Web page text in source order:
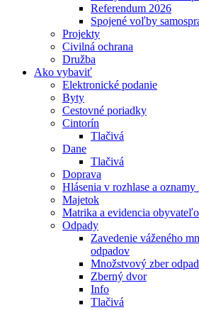
Referendum 2026
Spojené voľby
Projekty
Civilná ochrana
Družba
Ako vybaviť
Elektronické podanie
Byty
Cestovné poriadky
Cintorín
Tlačivá
Dane
Tlačivá
Doprava
Hlásenia v rozhlase a
Majetok
Matrika a evidencia
Odpady
Zavedenie váženého
odpadov
Množstvový zber
Zberný dvor
Info
Tlačivá